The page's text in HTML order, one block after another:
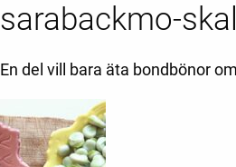
sarabackmo-
En del vill bara äta bondbönor